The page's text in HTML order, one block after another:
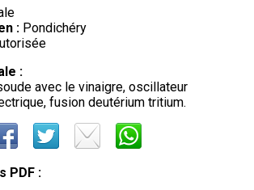
: Pondichéry
:
avec le vinaigre, oscillateur
fusion deutérium tritium.
PDF :